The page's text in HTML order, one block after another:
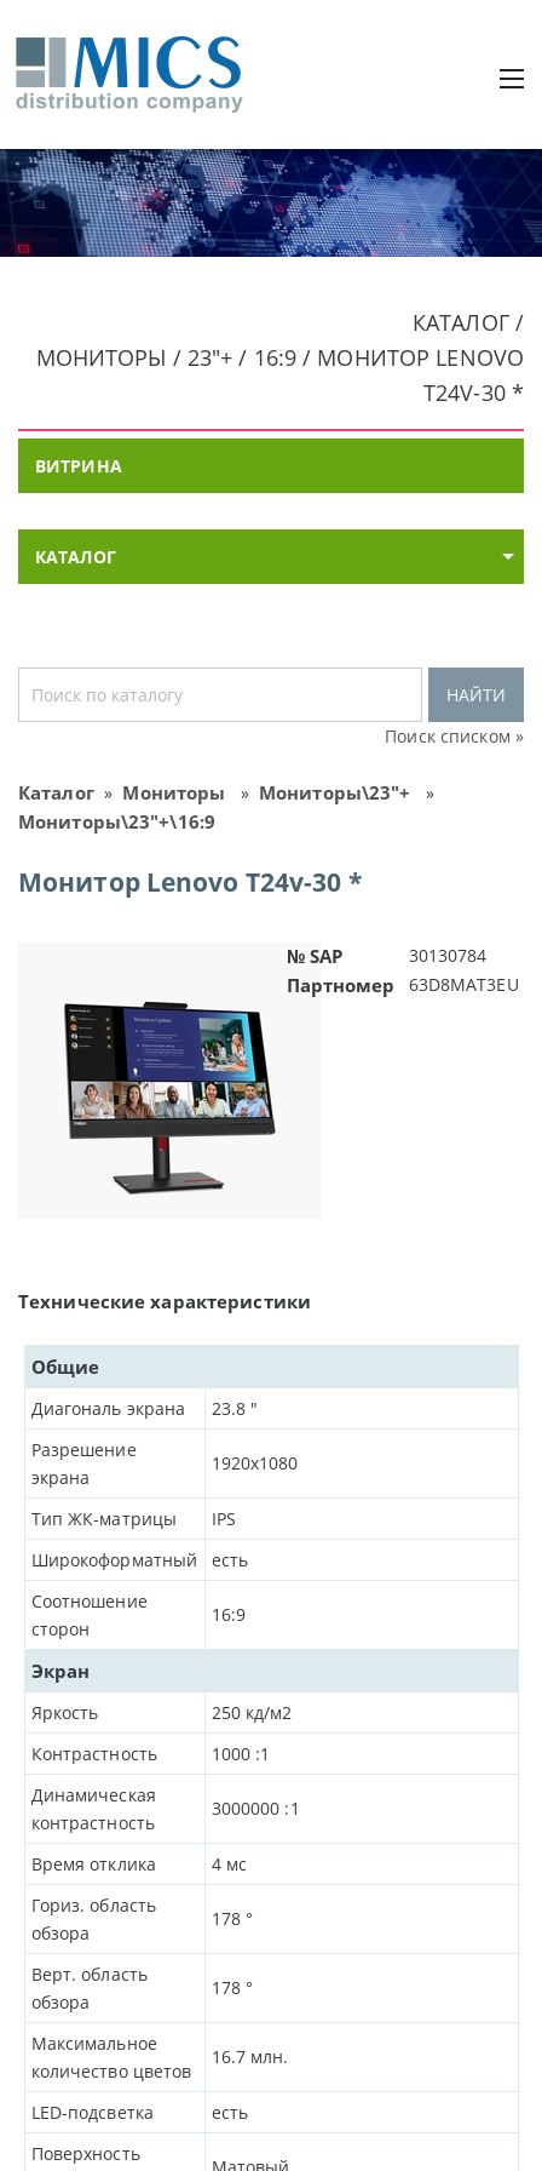
КАТАЛОГ /
МОНИТОРЫ / 23"+ / 16:9 / МОНИТОР LENOVO
T24V-30 *
ВИТРИНА
КАТАЛОГ
НАЙТИ
Поиск списком »
Каталог» Мониторы » Мониторы\23"+ »
Мониторы\23"+\16:9
Монитор Lenovo T24v-30 *
№ SAP 30130784
Партномер 63D8MAT3EU
Технические характеристики
Общие
Диагональ экрана 23.8 "
Разрешение
экрана
1920x1080
Тип ЖК-матрицы
IPS
Широкоформатный
есть
Соотношение
сторон
16:9
Экран
Яркость 250 кд/м2
Контрастность
1000 :1
Динамическая
контрастность
3000000 :1
Время отклика 4 мс
Гориз. область
обзора
178 °
Верт. область
обзора
178 °
Максимальное
количество цветов
16.7 млн.
LED-подсветка
есть
Поверхность